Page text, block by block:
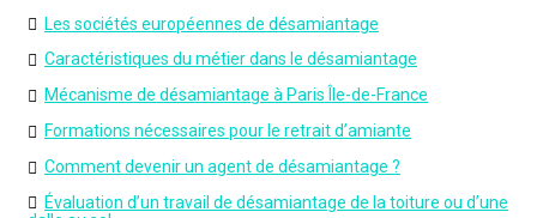
Les sociétés européennes de désamiantage
Caractéristiques du métier dans le désamiantage
Mécanisme de désamiantage à Paris Île-de-France
Formations nécessaires pour le retrait d’amiante
Comment devenir un agent de désamiantage ?
Évaluation d’un travail de désamiantage de la toiture ou d’une